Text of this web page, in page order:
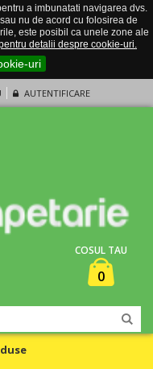
a imbunatati navigarea dvs.
nu de acord cu folosirea de
este posibil ca unele zone ale
detalii despre cookie-uri.
uri
AUTENTIFICARE
COSUL TAU
0